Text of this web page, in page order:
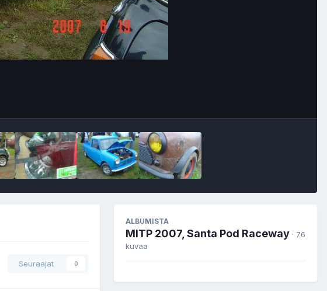
Seuraajat 0
ALBUMISTA
MITP 2007, Santa Pod Raceway · 76
kuvaa